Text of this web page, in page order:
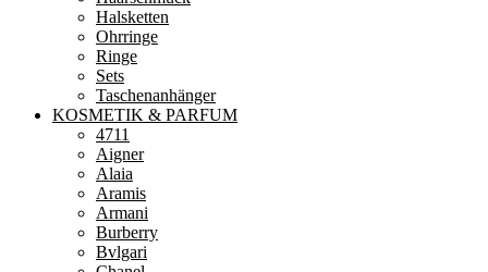
Halsketten
Ohrringe
Ringe
Sets
Taschenanhänger
KOSMETIK & PARFUM
4711
Aigner
Alaia
Aramis
Armani
Burberry
Bvlgari